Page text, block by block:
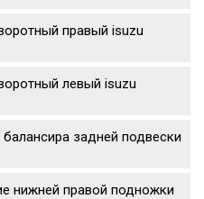
правый isuzu
левый isuzu
задней подвески
нижней правой подножки